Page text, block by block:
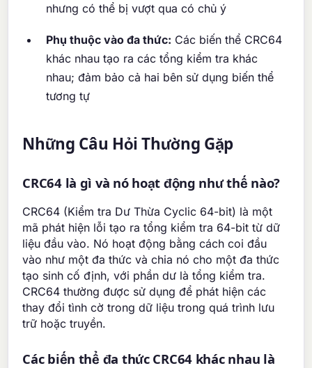
nhưng có thể bị vượt qua có chủ ý
Phụ thuộc vào đa thức: Các biến thể CRC64
khác nhau tạo ra các tổng kiểm tra khác
nhau; đảm bảo cả hai bên sử dụng biến thể
tương tự
Những Câu Hỏi Thường Gặp
CRC64 là gì và nó hoạt động như thế nào?
CRC64 (Kiểm tra Dư Thừa Cyclic 64-bit) là một
mã phát hiện lỗi tạo ra tổng kiểm tra 64-bit từ dữ
liệu đầu vào. Nó hoạt động bằng cách coi đầu
vào như một đa thức và chia nó cho một đa thức
tạo sinh cố định, với phần dư là tổng kiểm tra.
CRC64 thường được sử dụng để phát hiện các
thay đổi tình cờ trong dữ liệu trong quá trình lưu
trữ hoặc truyền.
Các biến thể đa thức CRC64 khác nhau là